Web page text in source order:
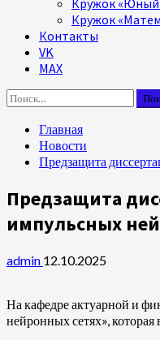
Кружок
Кружок
Контакты
VK
MAX
Найти:
Главная
Новости
Предзащита
Предзащита
импульсных
admin 12.10.2025
На кафедре актуарной и
нейронных сетях»,